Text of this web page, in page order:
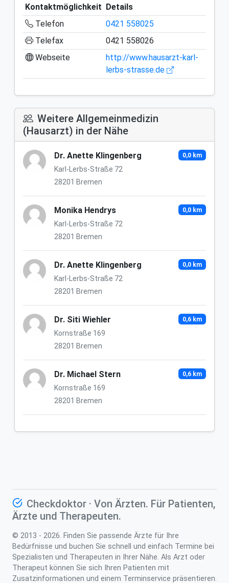
Kontaktmöglichkeit
Details
Telefon
0421 558025
Telefax
0421 558026
Webseite
http://www.hausarzt-karl-
lerbs-strasse.de
Weitere Allgemeinmedizin
(Hausarzt) in der Nähe
Dr. Anette Klingenberg
Karl-Lerbs-Straße 72
28201 Bremen
0,0 km
Monika Hendrys
Karl-Lerbs-Straße 72
28201 Bremen
0,0 km
Dr. Anette Klingenberg
Karl-Lerbs-Straße 72
28201 Bremen
0,0 km
Dr. Siti Wiehler
Kornstraße 169
28201 Bremen
0,6 km
Dr. Michael Stern
Kornstraße 169
28201 Bremen
0,6 km
Checkdoktor · Von Ärzten. Für Patienten,
Ärzte und Therapeuten.
© 2013 - 2026. Finden Sie passende Ärzte für Ihre
Bedürfnisse und buchen Sie schnell und einfach Termine bei
Spezialisten und Therapeuten in Ihrer Nähe. Als Arzt oder
Therapeut können Sie sich Ihren Patienten mit
Zusatzinformationen und einem Terminservice präsentieren.